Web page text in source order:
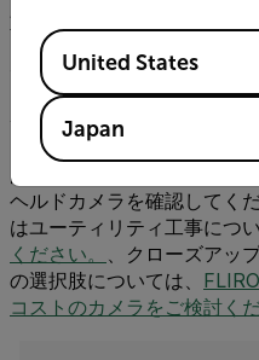
重要な仕様を念頭に置いて
を見ると、サーマルカメラ
ておいてください。たとえ
出する必要がある場合、高
高い場合は、問題はありませ
開始場所が必要な場合は、
ヘルドカメラを確認してく
はユーティリティ工事につい
ください。
、クローズアッ
の選択肢については、
コストのカメラをご検討く
Available Locations
United States
Japan